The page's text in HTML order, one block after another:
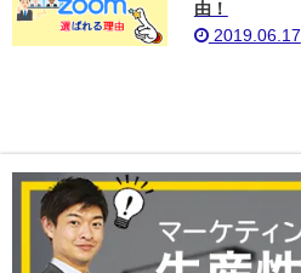
由！
2019.06.17